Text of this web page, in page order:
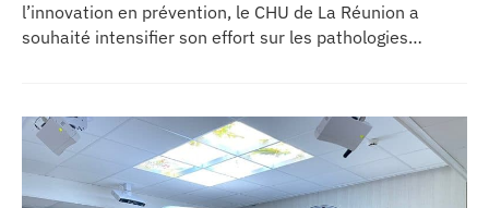
l’innovation en prévention, le CHU de La Réunion a
souhaité intensifier son effort sur les pathologies
première édition d’un mois du cœur, vaste opération qui
doit se traduire tout au long du mois par des
consultations de dépistage et des opérations de
sensibilisation délocalisées sur l’ensemble de l’île